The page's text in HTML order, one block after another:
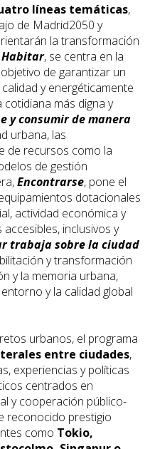
líneas temáticas,
de Madrid2050 y
la transformación
Habitar, se centra en la
de garantizar un
y energéticamente
más digna y
y consumir de manera
urbana, las
de recursos como la
de gestión
Encontrarse, pone el
dotacionales
actividad económica y
inclusivos y
trabaja sobre la ciudad
y transformación
y la memoria urbana,
y la calidad global
urbanos, el programa
entre ciudades,
experiencias y políticas
centrados en
y cooperación público-
reconocido prestigio
como Tokio,